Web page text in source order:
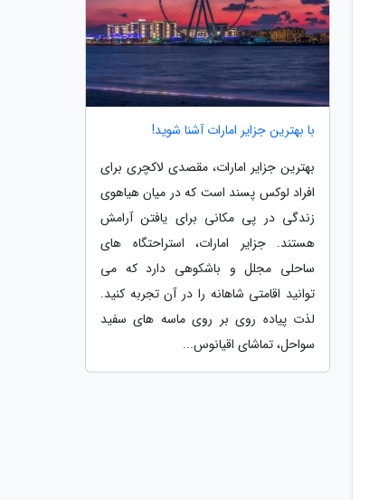
با بهترین جزایر امارات آشنا شوید!
بهترین جزایر امارات، مقصدی لاکچری برای
افراد لوکس پسند است که در میان هیاهوی
زندگی در پی مکانی برای یافتن آرامش
هستند. جزایر امارات، استراحتگاه های
ساحلی مجلل و باشکوهی دارد که می
توانید اقامتی شاهانه را در آن تجربه کنید.
لذت پیاده روی بر روی ماسه های سفید
سواحل، تماشای اقیانوس...